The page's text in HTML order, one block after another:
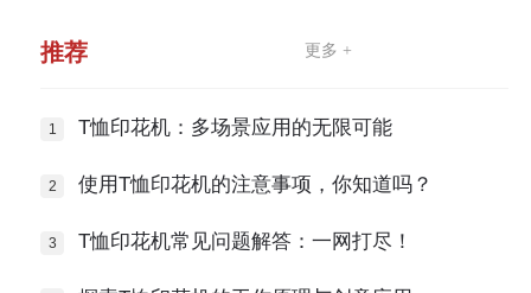
推荐 更多 +
T恤印花机：多场景应用的无限可能
使用T恤印花机的注意事项，你知道吗？
T恤印花机常见问题解答：一网打尽！